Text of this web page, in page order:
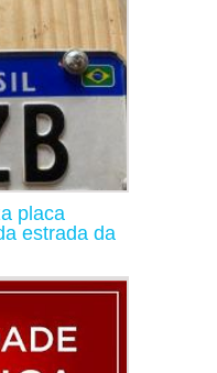
placa
estrada da